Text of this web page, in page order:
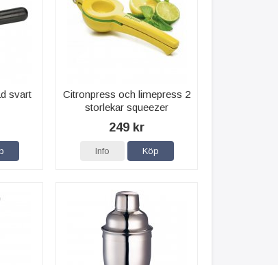
svart
Citronpress och limepress 2
storlekar squeezer
249 kr
Info Köp